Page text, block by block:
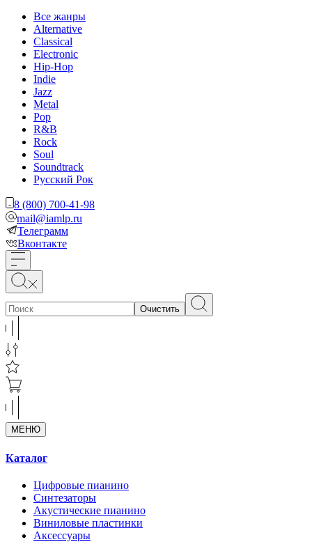
Все жанры
Alternative
Classical
Electronic
Hip-Hop
Indie
Jazz
Metal
Pop
R&B
Rock
Soul
Soundtrack
Русский Рок
8 (800) 700-41-98
mail@iamlp.ru
Телеграмм
Вконтакте
Очистить
МЕНЮ
Каталог
Цифровые пианино
Синтезаторы
Акустические пианино
Виниловые пластинки
Аксессуары